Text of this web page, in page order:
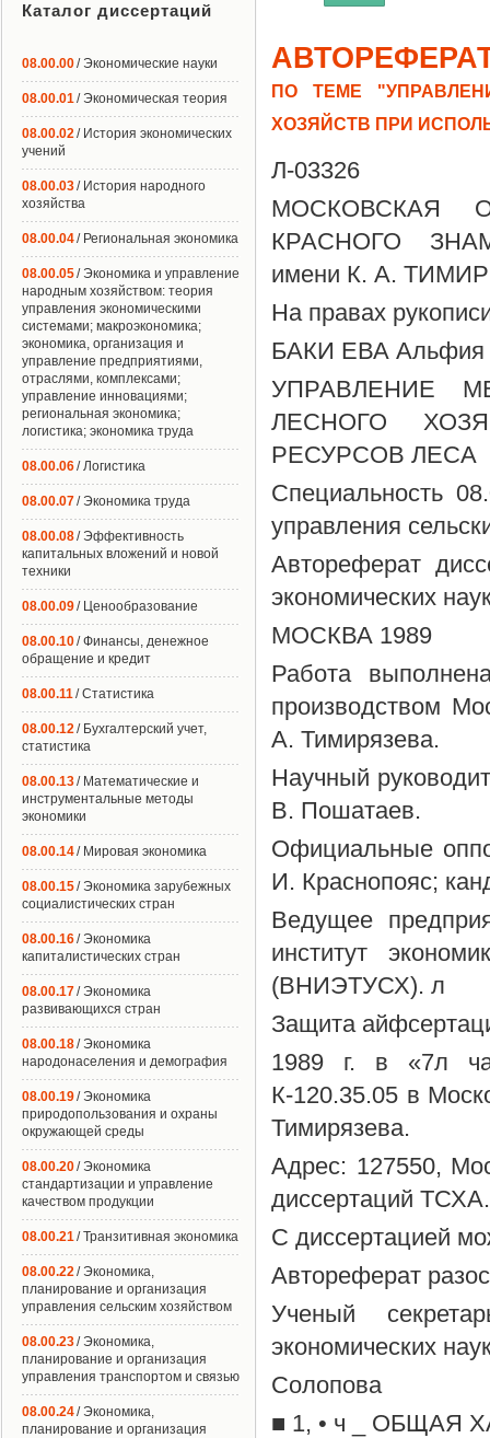
ПО ТЕМЕ
ХОЗЯЙСТВ ПРИ
Л-03326
МОСКОВСКАЯ
КРАСНОГО
имени К. А.
На правах
БАКИ ЕВА Альфия
УПРАВЛЕНИЕ
ЛЕСНОГО
РЕСУРСОВ ЛЕСА
Специальность
управления
Автореферат
экономических
МОСКВА 1989
Работа
производством
А. Тимирязева.
Научный
В. Пошатаев.
Официальные
И. Краснопояс;
Ведущее
институт
(ВНИЭТУСХ). л
Защита
1989 г. в «7л
К-120.35.05 в
Тимирязева.
Адрес: 127550,
диссертаций ТСХА.
С диссертацией
Автореферат
Ученый
экономических
Солопова
■ 1, • ч _ ОБЩАЯ
Каталог диссертаций
08.00.00/ Экономические науки
08.00.01/ Экономическая теория
08.00.02/ История экономических
учений
08.00.03/ История народного
хозяйства
08.00.04/ Региональная экономика
08.00.05/ Экономика и управление
народным хозяйством: теория
управления экономическими
системами; макроэкономика;
экономика, организация и
управление предприятиями,
отраслями, комплексами;
управление инновациями;
региональная экономика;
логистика; экономика труда
08.00.06/ Логистика
08.00.07/ Экономика труда
08.00.08/ Эффективность
капитальных вложений и новой
техники
08.00.09/ Ценообразование
08.00.10/ Финансы, денежное
обращение и кредит
08.00.11/ Статистика
08.00.12/ Бухгалтерский учет,
статистика
08.00.13/ Математические и
инструментальные методы
экономики
08.00.14/ Мировая экономика
08.00.15/ Экономика зарубежных
социалистических стран
08.00.16/ Экономика
капиталистических стран
08.00.17/ Экономика
развивающихся стран
08.00.18/ Экономика
народонаселения и демография
08.00.19/ Экономика
природопользования и охраны
окружающей среды
08.00.20/ Экономика
стандартизации и управление
качеством продукции
08.00.21/ Транзитивная экономика
08.00.22/ Экономика,
планирование и организация
управления сельским хозяйством
08.00.23/ Экономика,
планирование и организация
управления транспортом и связью
08.00.24/ Экономика,
планирование и организация